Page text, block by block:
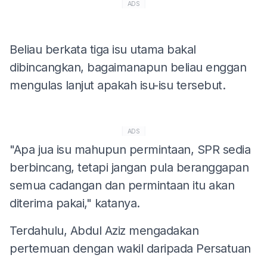
ADS
Beliau berkata tiga isu utama bakal
dibincangkan, bagaimanapun beliau enggan
mengulas lanjut apakah isu-isu tersebut.
ADS
"Apa jua isu mahupun permintaan, SPR sedia
berbincang, tetapi jangan pula beranggapan
semua cadangan dan permintaan itu akan
diterima pakai," katanya.
Terdahulu, Abdul Aziz mengadakan
pertemuan dengan wakil daripada Persatuan